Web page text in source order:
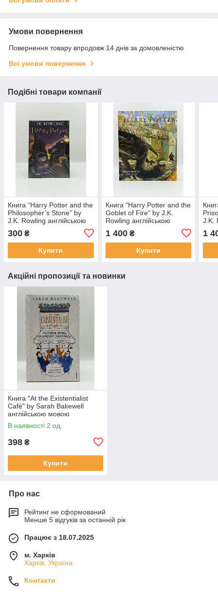
Умови повернення
Повернення товару впродовж 14 днів за домовленістю
Всі умови повернення
Подібні товари компанії
Книга “Harry Potter and the
Philosopher’s Stone” by
J.K. Rowling англійською
300 ₴
Купити
Книга "Harry Potter and the
Goblet of Fire" by J.K.
Rowling англійською
видання)
1 400₴
Купити
J.K.
1
Акційні пропозиції та новинки
Книга "At the Existentialist
Café" by Sarah Bakewell
англійською мовою
В наявності 2 од.
398 ₴
Купити
Про нас
Рейтинг не сформований
Менше 5 відгуків за останній рік
Працює з 18.07.2025
м. Харків
Харків, Україна
Контакти